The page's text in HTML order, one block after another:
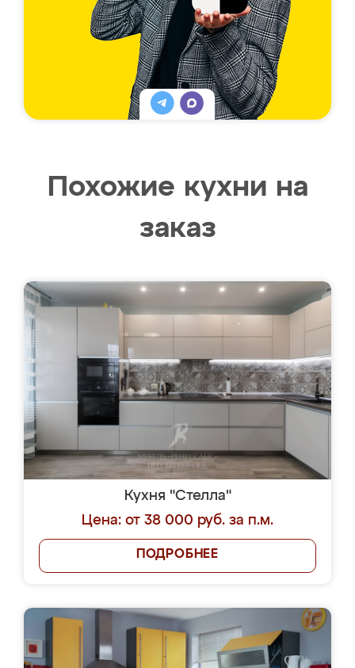
Похожие кухни на
заказ
Кухня "Стелла"
Цена: от 38 000 руб. за п.м.
ПОДРОБНЕЕ